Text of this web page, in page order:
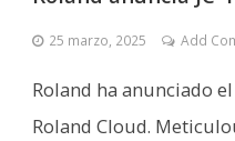
25 marzo, 2025 Add
Roland ha anunciado
Roland Cloud.